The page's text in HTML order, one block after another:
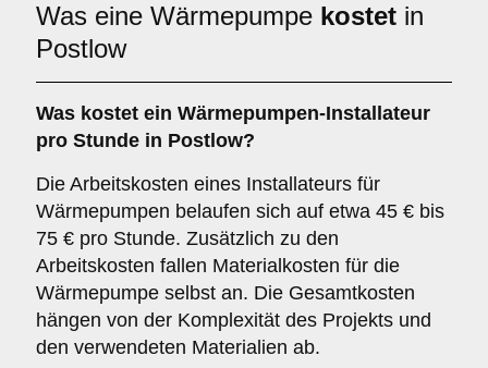
Was eine Wärmepumpe kostet in
Postlow
Was kostet ein Wärmepumpen-Installateur
pro Stunde in Postlow?
Die Arbeitskosten eines Installateurs für
Wärmepumpen belaufen sich auf etwa 45 € bis
75 € pro Stunde. Zusätzlich zu den
Arbeitskosten fallen Materialkosten für die
Wärmepumpe selbst an. Die Gesamtkosten
hängen von der Komplexität des Projekts und
den verwendeten Materialien ab.